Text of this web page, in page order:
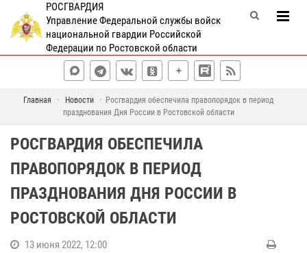
РОСГВАРДИЯ
Управление Федеральной службы войск
национальной гвардии Российской
Федерации по Ростовской области
Главная Новости
Росгвардия обеспечила правопорядок в период
празднования Дня России в Ростовской области
РОСГВАРДИЯ ОБЕСПЕЧИЛА
ПРАВОПОРЯДОК В ПЕРИОД
ПРАЗДНОВАНИЯ ДНЯ РОССИИ В
РОСТОВСКОЙ ОБЛАСТИ
13 июня 2022, 12:00